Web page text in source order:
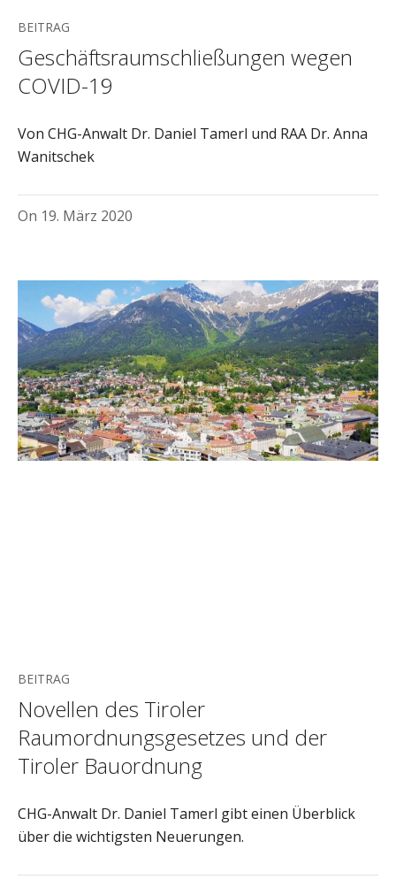
BEITRAG
Geschäftsraumschließungen wegen
COVID-19
Von CHG-Anwalt Dr. Daniel Tamerl und RAA Dr. Anna
Wanitschek
On 19. März 2020
BEITRAG
Novellen des Tiroler
Raumordnungsgesetzes und der
Tiroler Bauordnung
CHG-Anwalt Dr. Daniel Tamerl gibt einen Überblick
über die wichtigsten Neuerungen.